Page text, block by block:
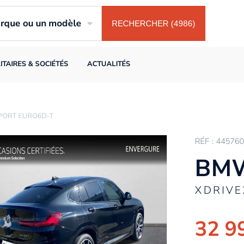
& SOCIÉTÉS ACTUALITÉS
ou un modèle RECHERCHER (4986)
EURO6D-T
RÉF :
32